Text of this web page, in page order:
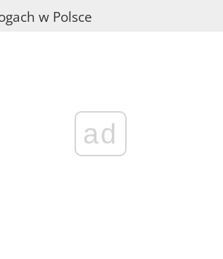
w Polsce
ad